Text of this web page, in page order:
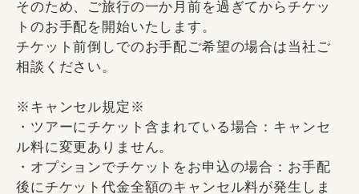
そのため、ご旅行の一か月前を過ぎてからチケッ
トのお手配を開始いたします。
チケット前倒しでのお手配ご希望の場合は当社ご
相談ください。
※キャンセル規定※
・ツアーにチケット含まれている場合：キャンセ
ル料に変更ありません。
・オプションでチケットをお申込の場合：お手配
後にチケット代金全額のキャンセル料が発生しま